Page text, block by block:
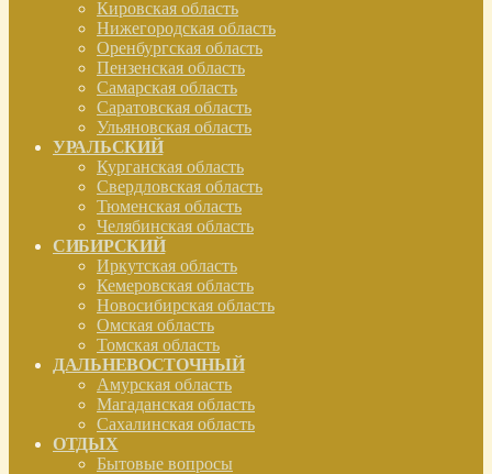
Кировская область
Нижегородская область
Оренбургская область
Пензенская область
Самарская область
Саратовская область
Ульяновская область
УРАЛЬСКИЙ
Курганская область
Свердловская область
Тюменская область
Челябинская область
СИБИРСКИЙ
Иркутская область
Кемеровская область
Новосибирская область
Омская область
Томская область
ДАЛЬНЕВОСТОЧНЫЙ
Амурская область
Магаданская область
Сахалинская область
ОТДЫХ
Бытовые вопросы